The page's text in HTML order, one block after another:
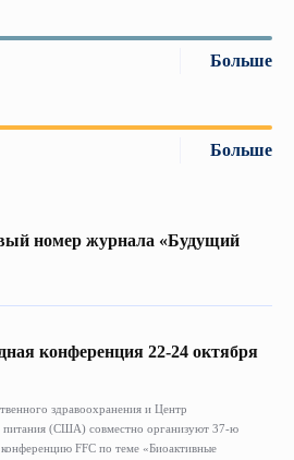
Больше
Больше
номер журнала «Будущий
конференция 22-24 октября
здравоохранения и Центр
питания (США) совместно организуют 37-ю
FFC по теме «Биоактивные